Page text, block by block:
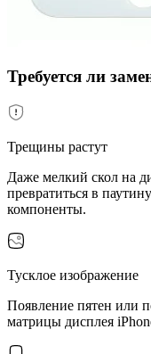
Требуется ли
Трещины растут
Даже мелкий скол на
превратиться в
компоненты.
Тусклое изображение
Появление пятен или
матрицы дисплея